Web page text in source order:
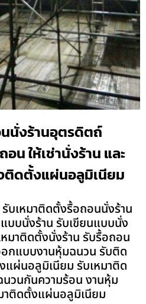
นั่งร้านอุตรดิตถ์
น ให้เช่านั่งร้าน และ
ติดตั้งแผ่นอลูมิเนียม
เหมาติดตั้งรื้อถอนนั่งร้าน
บบนั่งร้าน รับเขียนแบบนั่ง
มาติดตั้งนั่งร้าน รับรื้อถอน
อกแบบงานหุ้มฉนวน รับติด
ผ่นอลูมิเนียม รับเหมาติด
วนกันความร้อน งานหุ้ม
าติดตั้งแผ่นอลูมิเนียม